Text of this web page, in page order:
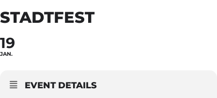
STADTFEST
19
JAN.
EVENT DETAILS